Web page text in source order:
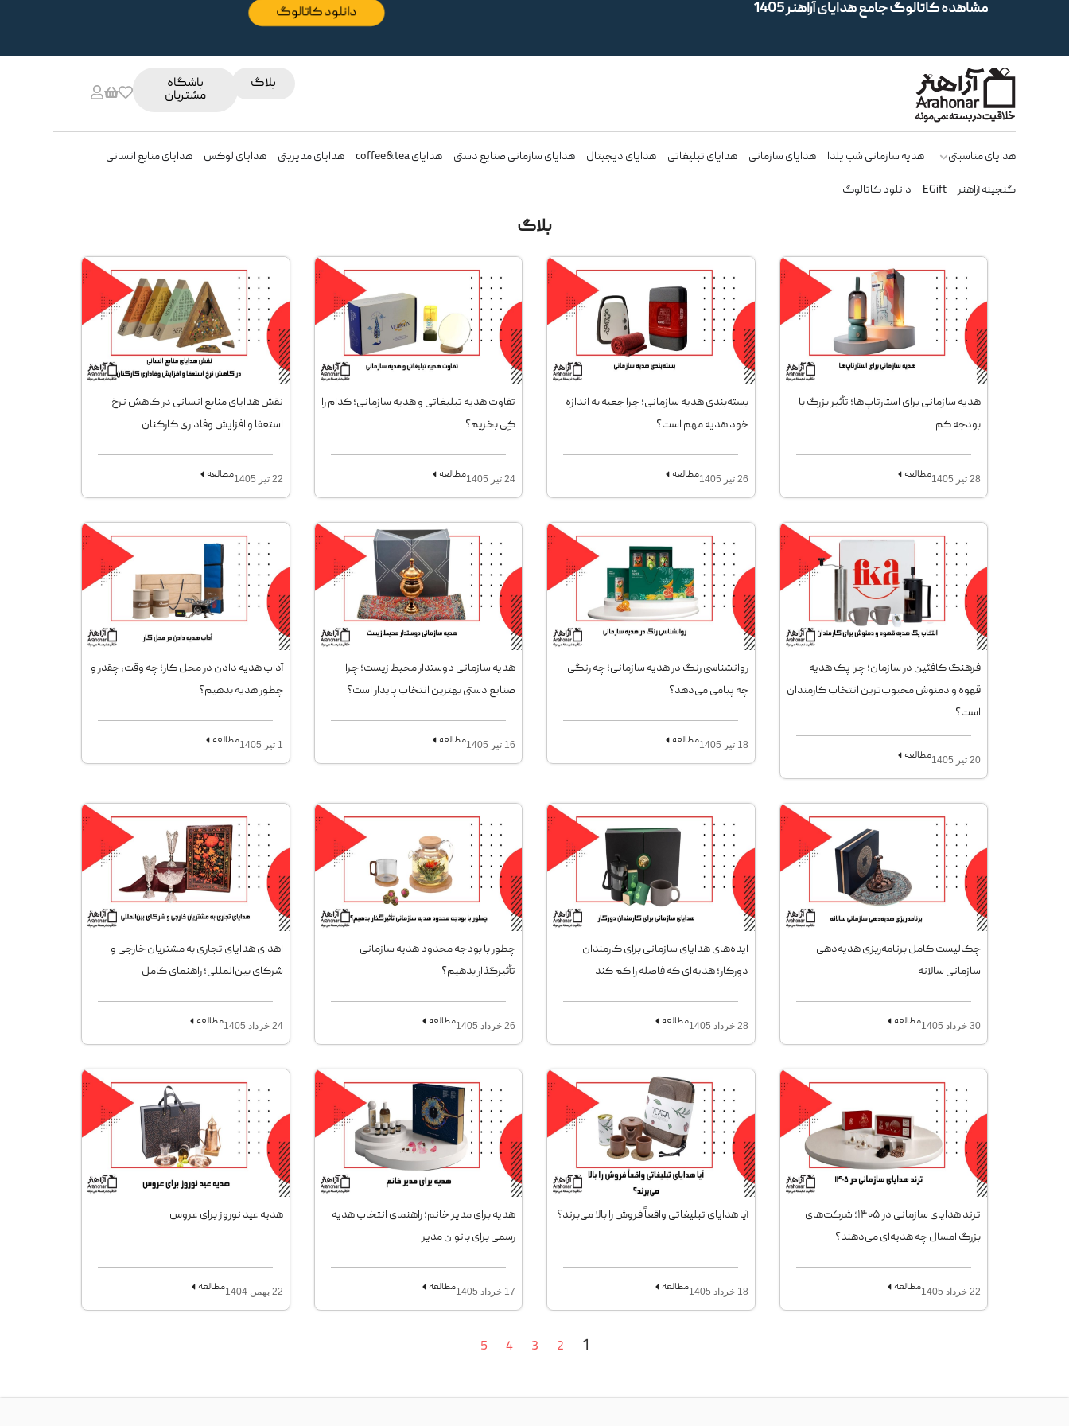
مشاهده کاتالوگ جامع هدایای آراهنر 1405 دانلود کاتالوگ
بلاگ باشگاه
مشتریان
هدایای مناسبتی هدیه سازمانی شب یلدا هدایای سازمانی هدایای تبلیغاتی هدایای دیجیتال هدایای سازمانی صنایع دستی هدایای coffee&tea هدایای مدیریتی هدایای لوکس هدایای منابع انسانی
گنجینه آراهنر EGift دانلود کاتالوگ
بلاگ
هدیه سازمانی برای استارتاپ‌ها؛ تأثیر بزرگ با
بودجه کم
28 تیر 1405 مطالعه
بسته‌بندی هدیه سازمانی؛ چرا جعبه به اندازه
خود هدیه مهم است؟
26 تیر 1405 مطالعه
تفاوت هدیه تبلیغاتی و هدیه سازمانی؛ کدام را
کِی بخریم؟
24 تیر 1405 مطالعه
نقش هدایای منابع انسانی در کاهش نرخ
استعفا و افزایش وفاداری کارکنان
22 تیر 1405 مطالعه
فرهنگ کافئین در سازمان؛ چرا پک هدیه
قهوه و دمنوش محبوب‌ترین انتخاب کارمندان
است؟
20 تیر 1405 مطالعه
روانشناسی رنگ در هدیه سازمانی؛ چه رنگی
چه پیامی می‌دهد؟
18 تیر 1405 مطالعه
هدیه سازمانی دوستدار محیط زیست؛ چرا
صنایع دستی بهترین انتخاب پایدار است؟
16 تیر 1405 مطالعه
آداب هدیه دادن در محل کار؛ چه وقت، چقدر و
چطور هدیه بدهیم؟
1 تیر 1405 مطالعه
چک‌لیست کامل برنامه‌ریزی هدیه‌دهی
سازمانی سالانه
30 خرداد 1405 مطالعه
ایده‌های هدایای سازمانی برای کارمندان
دورکار؛ هدیه‌ای که فاصله را کم کند
28 خرداد 1405 مطالعه
چطور با بودجه محدود هدیه سازمانی
تأثیرگذار بدهیم؟
26 خرداد 1405 مطالعه
اهدای هدایای تجاری به مشتریان خارجی و
شرکای بین‌المللی؛ راهنمای کامل
24 خرداد 1405 مطالعه
ترند هدایای سازمانی در ۱۴۰۵؛ شرکت‌های
بزرگ امسال چه هدیه‌ای می‌دهند؟
22 خرداد 1405 مطالعه
آیا هدایای تبلیغاتی واقعاً فروش را بالا می‌برند؟
18 خرداد 1405 مطالعه
هدیه برای مدیر خانم؛ راهنمای انتخاب هدیه
رسمی برای بانوان مدیر
17 خرداد 1405 مطالعه
هدیه عید نوروز برای عروس
22 بهمن 1404 مطالعه
1
2
3
4
5